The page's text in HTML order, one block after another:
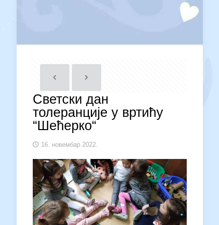
Светски дан
толеранције у вртићу
“Шећерко“
16. новембар 2022.